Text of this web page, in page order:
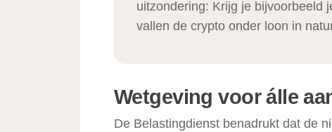
uitzondering: Krijg je bijvoorbeeld
vallen de crypto onder loon in
Wetgeving voor álle
De Belastingdienst benadrukt dat de